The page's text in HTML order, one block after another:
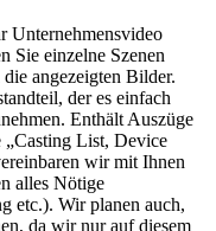
Unternehmensvideo
Sie einzelne Szenen
angezeigten Bilder.
der es einfach
Enthält Auszüge
„Casting List, Device
wir mit Ihnen
alles Nötige
etc.). Wir planen auch,
da wir nur auf diesem